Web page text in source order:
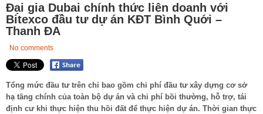
Đại gia Dubai chính thức liên doanh với
Bitexco đầu tư dự án KĐT Bình Quới –
Thanh ĐA
No comments
Tổng mức đầu tư trên chỉ bao gồm chi phí đầu tư xây dựng cơ sở
hạ tầng chính của toàn bộ dự án và chi phí bồi thường, hỗ trợ, tái
định cư khi thực hiện thu hồi đất để thực hiện dự án. Thời gian thực